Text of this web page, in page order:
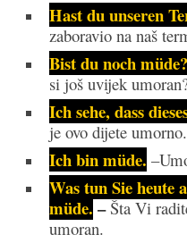
Hast du unseren
zaboravio na naš
Bist du noch
si još uvijek
Ich sehe, dass
je ovo dijete umorno.
Ich bin müde.
Was tun Sie heute
müde. – Šta Vi
umoran.